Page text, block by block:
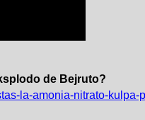
de Bejruto?
la-amonia-nitrato-kulpa-